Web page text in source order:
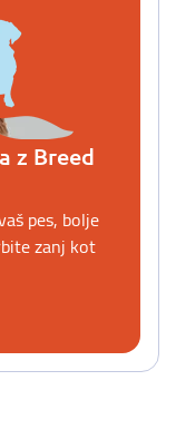
z Breed
pes, bolje
zanj kot